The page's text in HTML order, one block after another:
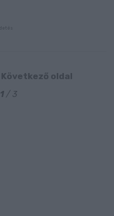
Következő oldal
1 / 3